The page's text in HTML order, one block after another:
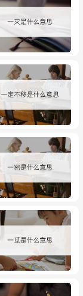
己 均早以文
，故其合编
稹《酬乐天
，三英咏袴
高人室，能劳
程春庐两孝
此二妙。”
人。(1)指 晋